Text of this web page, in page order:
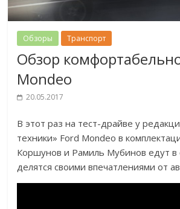
Обзоры Транспорт
Обзор
Mondeo
20.05.2017
В этот раз на тест-драйве у
техники» Ford Mondeo в
Коршунов и Рамиль Мубинов едут в
делятся своими впечатлениями от